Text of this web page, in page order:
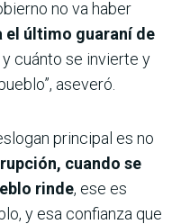
no va haber
el último guaraní de
cuánto se invierte y
aseveró.
principal es no
cuando se
rinde, ese es
y esa confianza que